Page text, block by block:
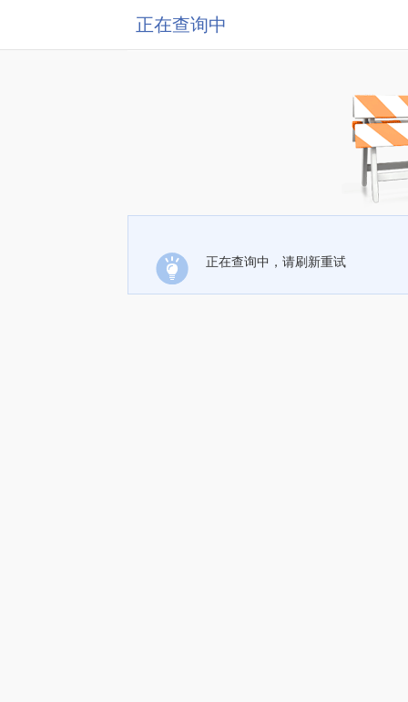
正在查询中
正在查询中，请刷新重试